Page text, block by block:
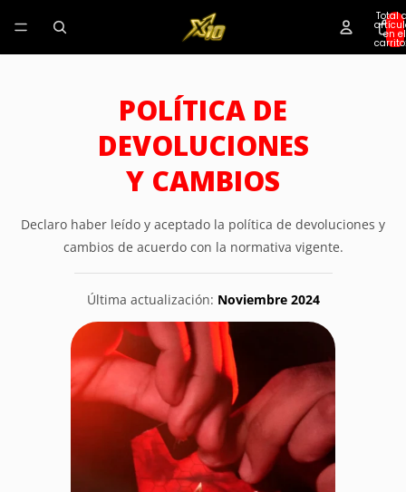
Total
en el
POLÍTICA DE
DEVOLUCIONES
Y CAMBIOS
Declaro haber leído y aceptado la política de devoluciones y
cambios de acuerdo con la normativa vigente.
Última actualización: Noviembre 2024